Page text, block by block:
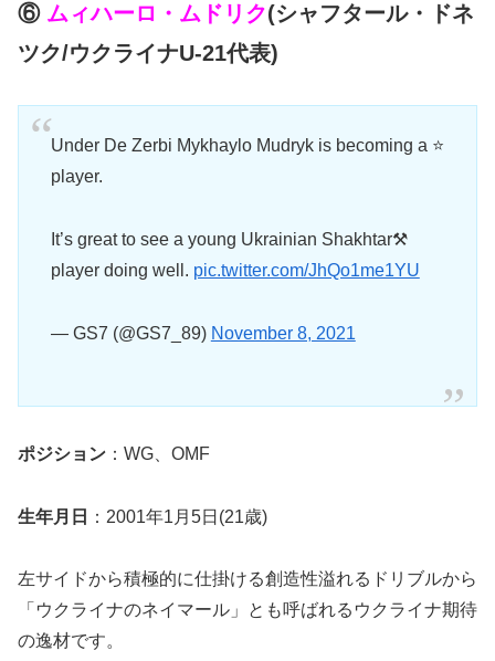
⑥ ムィハーロ・ムドリク(シャフタール・ドネ
ツク/ウクライナU-21代表)
Under De Zerbi Mykhaylo Mudryk is becoming a ⭐
player.
It’s great to see a young Ukrainian Shakhtar⚒️
player doing well. pic.twitter.com/JhQo1me1YU
— GS7 (@GS7_89) November 8, 2021
ポジション ：WG、OMF
生年月日 ：2001年1月5日(21歳)
左サイドから積極的に仕掛ける創造性溢れるドリブルから
「ウクライナのネイマール」とも呼ばれるウクライナ期待
の逸材です。